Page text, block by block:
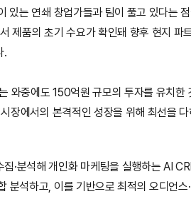
는 연쇄 창업가들과 팀이 풀고 있다는
제품의 초기 수요가 확인돼 향후 현지 파
.
와중에도 150억원 규모의 투자를 유치한
장에서의 본격적인 성장을 위해 최선을
·분석해 개인화 마케팅을 실행하는 AI
석하고, 이를 기반으로 최적의 오디언스